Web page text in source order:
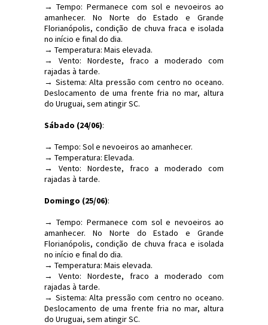
→ Tempo: Permanece com sol e nevoeiros ao
amanhecer. No Norte do Estado e Grande
Florianópolis, condição de chuva fraca e isolada
no início e final do dia.
→ Temperatura: Mais elevada.
→ Vento: Nordeste, fraco a moderado com
rajadas à tarde.
→ Sistema: Alta pressão com centro no oceano.
Deslocamento de uma frente fria no mar, altura
do Uruguai, sem atingir SC.
Sábado (24/06):
→ Tempo: Sol e nevoeiros ao amanhecer.
→ Temperatura: Elevada.
→ Vento: Nordeste, fraco a moderado com
rajadas à tarde.
Domingo (25/06):
→ Tempo: Permanece com sol e nevoeiros ao
amanhecer. No Norte do Estado e Grande
Florianópolis, condição de chuva fraca e isolada
no início e final do dia.
→ Temperatura: Mais elevada.
→ Vento: Nordeste, fraco a moderado com
rajadas à tarde.
→ Sistema: Alta pressão com centro no oceano.
Deslocamento de uma frente fria no mar, altura
do Uruguai, sem atingir SC.